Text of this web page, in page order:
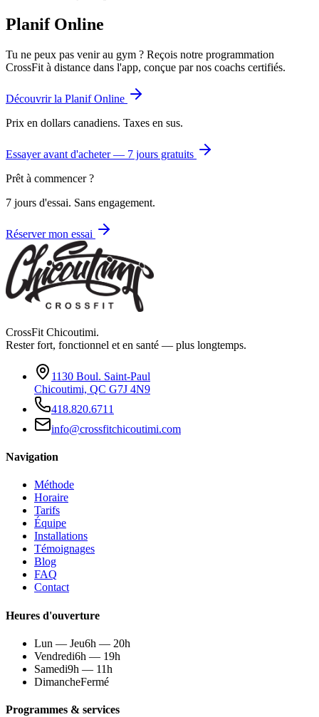
Planif Online
Tu ne peux pas venir au gym ? Reçois notre programmation
CrossFit à distance dans l'app, conçue par nos coachs certifiés.
Découvrir la Planif Online
Prix en dollars canadiens. Taxes en sus.
Essayer avant d'acheter — 7 jours gratuits
Prêt à commencer ?
7 jours d'essai. Sans engagement.
Réserver mon essai
CrossFit Chicoutimi.
Rester fort, fonctionnel et en santé — plus longtemps.
1130 Boul. Saint-Paul
Chicoutimi, QC G7J 4N9
418.820.6711
info@crossfitchicoutimi.com
Navigation
Méthode
Horaire
Tarifs
Équipe
Installations
Témoignages
Blog
FAQ
Contact
Heures d'ouverture
Lun — Jeu6h — 20h
Vendredi6h — 19h
Samedi9h — 11h
DimancheFermé
Programmes & services